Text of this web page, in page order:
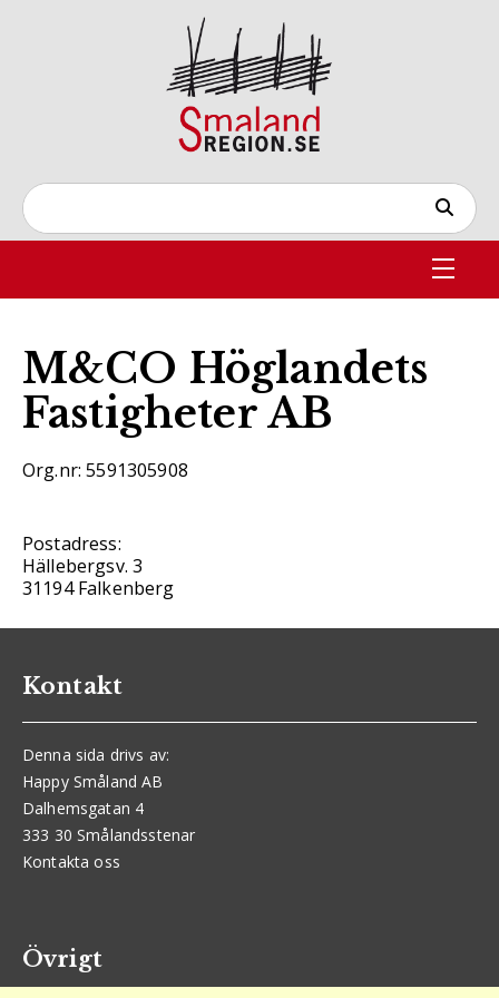
M&CO Höglandets
Fastigheter AB
Org.nr: 5591305908
Postadress:
Hällebergsv. 3
31194 Falkenberg
Kontakt
Denna sida drivs av:
Happy Småland AB
Dalhemsgatan 4
333 30 Smålandsstenar
Kontakta oss
Övrigt